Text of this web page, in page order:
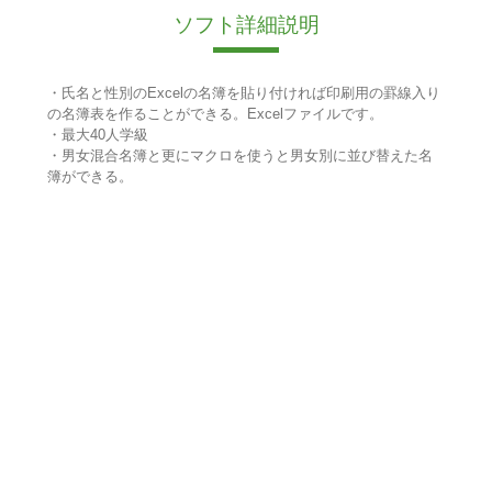
ソフト詳細説明
・氏名と性別のExcelの名簿を貼り付ければ印刷用の罫線入り
の名簿表を作ることができる。Excelファイルです。
・最大40人学級
・男女混合名簿と更にマクロを使うと男女別に並び替えた名
簿ができる。